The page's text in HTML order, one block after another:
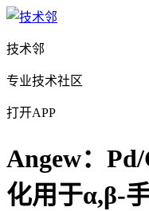
技术邻
专业技术社区
打开APP
Angew：
化用于α,β-